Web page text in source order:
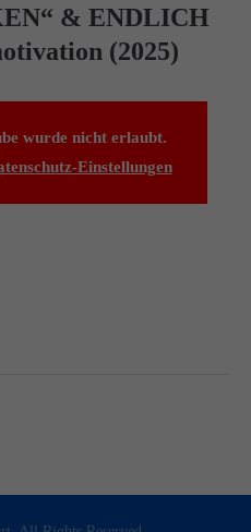
& ENDLICH
(2025)
wurde nicht erlaubt.
Einstellungen